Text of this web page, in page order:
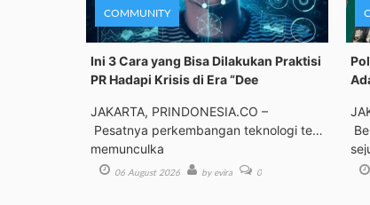
COMMUNITY
Ini 3 Cara yang Bisa Dilakukan Praktisi
PR Hadapi Krisis di Era “Dee
JAKARTA, PRINDONESIA.CO –
Pesatnya perkembangan teknologi telah
memunculka
06 August 2026 by evira 0